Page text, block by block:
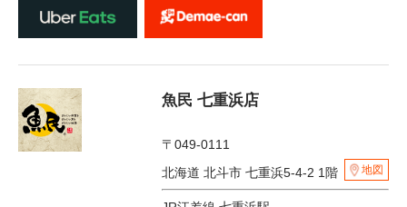
魚民 七重浜店
〒049-0111
北海道 北斗市 七重浜5-4-2 1階
地図